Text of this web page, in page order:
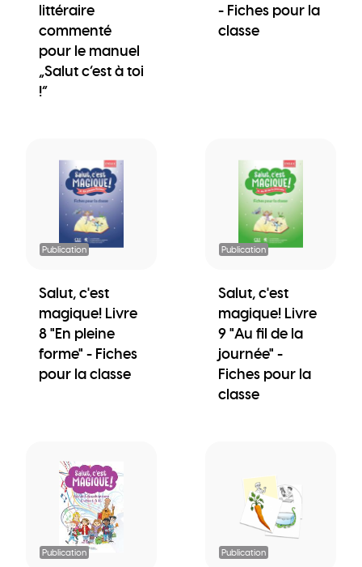
littéraire
commenté
pour le manuel
„Salut c’est à toi
!“
- Fiches pour la
classe
Publication
Salut, c'est
magique! Livre
8 "En pleine
forme" - Fiches
pour la classe
Publication
Salut, c'est
magique! Livre
9 "Au fil de la
journée" -
Fiches pour la
classe
Publication Publication